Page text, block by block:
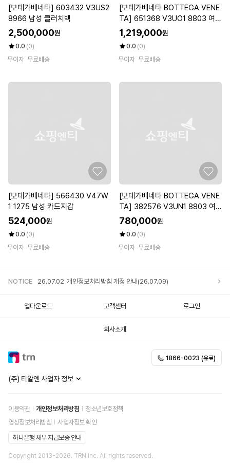
[보테가베네타] 603432 V3US2
8966 남성 클러치백
2,500,000원
0.0 (0)
무이자 무료배송
[보테가베네타 BOTTEGA VENE
TA] 651368 V3UO1 8803 여성
장지갑
1,219,000원
0.0 (0)
무이자 무료배송
[보테가베네타] 566430 V47W
1 1275 남성 카드지갑
524,000원
0.0 (0)
무이자 무료배송
[보테가베네타 BOTTEGA VENE
TA] 382576 V3UN1 8803 여
성 반지갑
780,000원
0.0 (0)
무이자 무료배송
NOTICE 26.07.02 개인정보처리방침 개정 안내(26.07.09)
앱다운로드 고객센터 로그인
회사소개
(주) 티알엔 사업자 정보
이용약관 개인정보처리방침
청소년보호정책
영상정보처리방침
사업자정보 확인
하나은행 채무 지급보증 안내
Copyright 2013-2026. TRN Inc. All rights reserved.
1866-0023 (유료)